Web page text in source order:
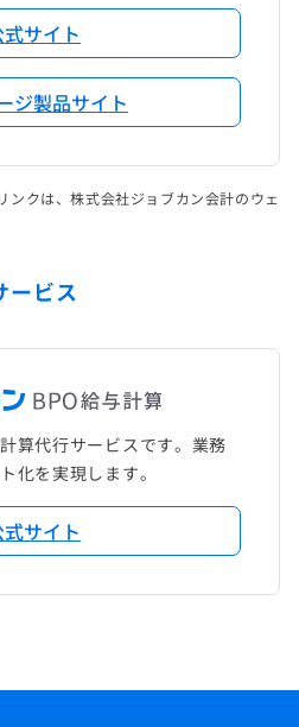
式サイト
ジ製品サイト
クは、株式会社ジョブカン会計のウェ
ービス
算代行サービスです。業務
化を実現します。
式サイト